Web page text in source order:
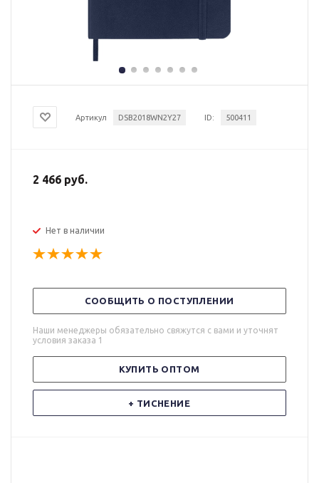
Артикул DSB2018WN2Y27 ID: 500411
2 466 руб.
Нет в наличии
СООБЩИТЬ О ПОСТУПЛЕНИИ
Наши менеджеры обязательно свяжутся с вами и уточнят
условия заказа 1
КУПИТЬ ОПТОМ
+ ТИСНЕНИЕ